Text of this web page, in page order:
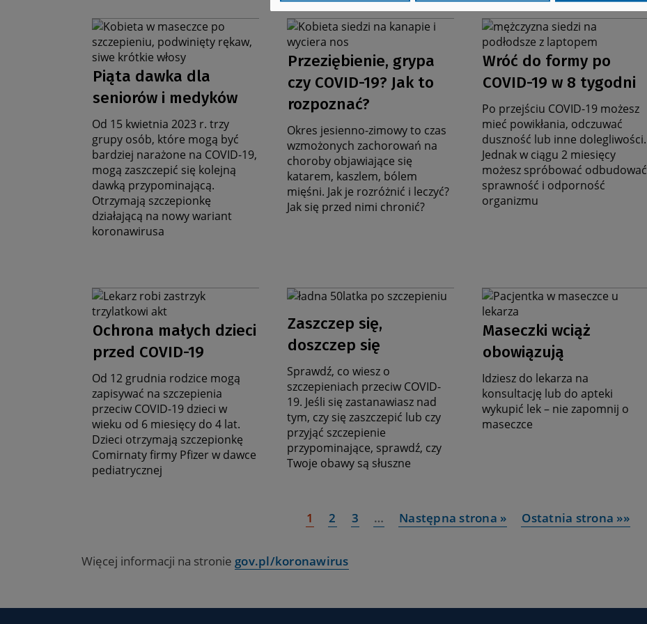
Piąta dawka dla
seniorów i medyków
Od 15 kwietnia 2023 r. trzy
grupy osób, które mogą być
bardziej narażone na COVID-19,
mogą zaszczepić się kolejną
dawką przypominającą.
Otrzymają szczepionkę
działającą na nowy wariant
koronawirusa
Data
aktualności
Grafika
na
stronę
zbiorczą
Przeziębienie, grypa
czy COVID-19? Jak to
rozpoznać?
Okres jesienno-zimowy to czas
wzmożonych zachorowań na
choroby objawiające się
katarem, kaszlem, bólem
mięśni. Jak je rozróżnić i leczyć?
Jak się przed nimi chronić?
Data
aktualności
Grafika
na
stronę
zbiorczą
Wróć do formy po
COVID-19 w 8 tygodni
Po przejściu COVID-19 możesz
mieć powikłania, odczuwać
duszność lub inne dolegliwości.
Jednak w ciągu 2 miesięcy
możesz spróbować odbudować
sprawność i odporność
organizmu
Data
aktualności
Grafika
na
stronę
zbiorczą
Ochrona małych dzieci
przed COVID-19
Od 12 grudnia rodzice mogą
zapisywać na szczepienia
przeciw COVID-19 dzieci w
wieku od 6 miesięcy do 4 lat.
Dzieci otrzymają szczepionkę
Comirnaty firmy Pfizer w dawce
pediatrycznej
Data
aktualności
Grafika
na
stronę
zbiorczą
Zaszczep się,
doszczep się
Sprawdź, co wiesz o
szczepieniach przeciw COVID-
19. Jeśli się zastanawiasz nad
tym, czy się zaszczepić lub czy
przyjąć szczepienie
przypominające, sprawdź, czy
Twoje obawy są słuszne
Data
aktualności
Grafika
stronę
zbiorczą
Maseczki wciąż
obowiązują
Idziesz do lekarza na
konsultację lub do apteki
wykupić lek – nie zapomnij o
maseczce
Data
aktualności
Grafika
na
stronę
zbiorczą
1 2 3 … Następna strona » Ostatnia strona »»
Więcej informacji na stronie gov.pl/koronawirus